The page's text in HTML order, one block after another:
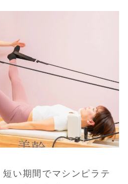
い期間でマシンピラテ